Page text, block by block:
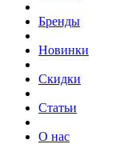
Бренды
Новинки
Скидки
Статьи
О нас